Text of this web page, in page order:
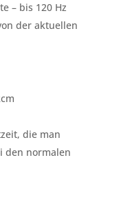
– bis 120 Hz
der aktuellen
die man
den normalen